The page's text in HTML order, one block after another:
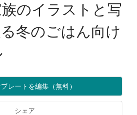
のイラストと写
冬のごはん向け
レートを編集（無料）
シェア